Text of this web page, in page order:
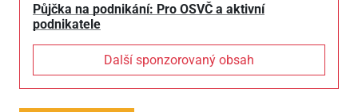
Půjčka na podnikání: Pro OSVČ a aktivní
podnikatele
Další sponzorovaný obsah